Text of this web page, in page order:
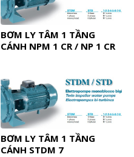
BƠM LY TÂM 1 TẦNG
CÁNH NPM 1 CR / NP 1 CR
BƠM LY TÂM 1 TẦNG
CÁNH STDM 7